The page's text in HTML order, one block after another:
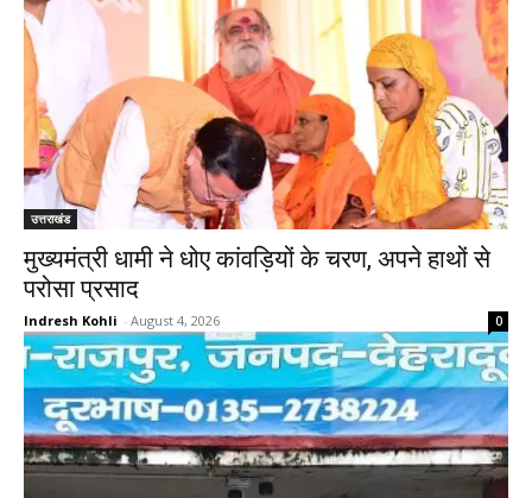
उत्तराखंड
मुख्यमंत्री धामी ने धोए कांवड़ियों के चरण, अपने हाथों से
परोसा प्रसाद
Indresh Kohli - August 4, 2026 0